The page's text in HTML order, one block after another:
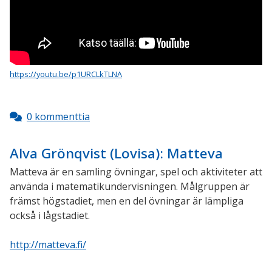
https://youtu.be/p1URCLkTLNA
0 kommenttia
Alva Grönqvist (Lovisa): Matteva
Matteva är en samling övningar, spel och aktiviteter att
använda i matematikundervisningen. Målgruppen är
främst högstadiet, men en del övningar är lämpliga
också i lågstadiet.
http://matteva.fi/